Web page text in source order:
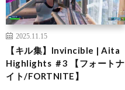
2025.11.15
【キル集】Invincible | Aita
Highlights ＃3 【フォートナ
イト/FORTNITE】